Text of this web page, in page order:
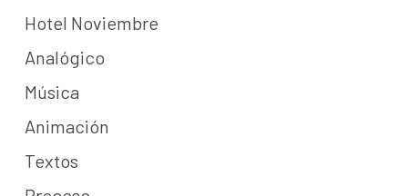
Hotel Noviembre
Analógico
Música
Animación
Textos